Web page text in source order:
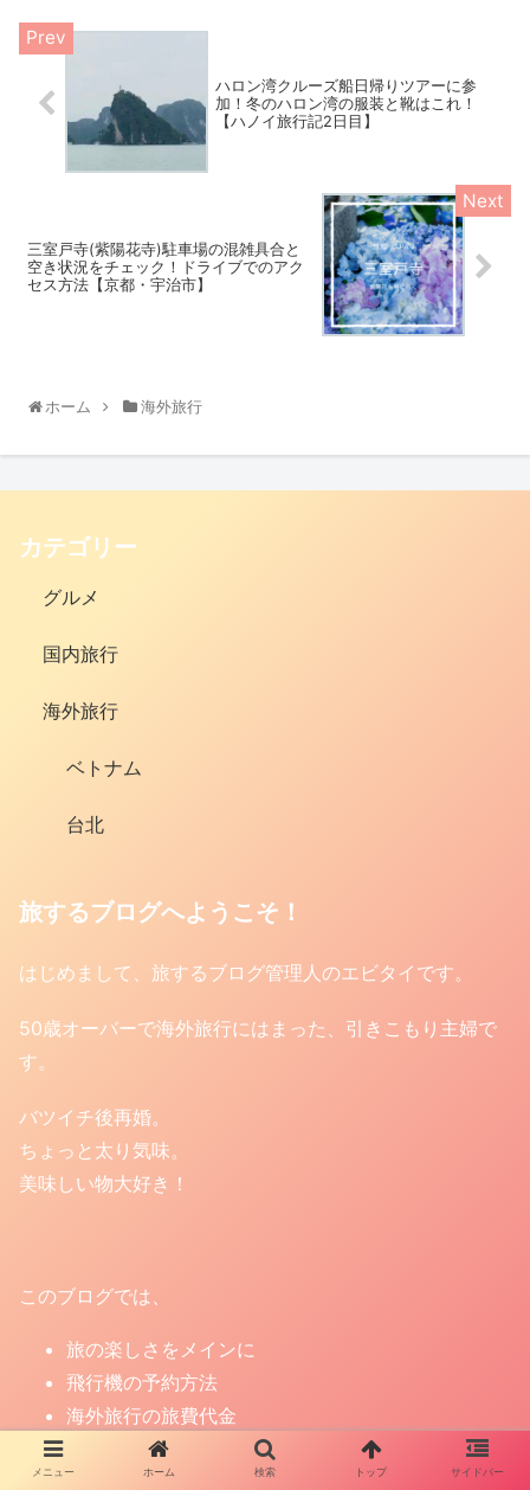
ハロン湾クルーズ船日帰りツアーに参
加！冬のハロン湾の服装と靴はこれ！
【ハノイ旅行記2日目】
三室戸寺(紫陽花寺)駐車場の混雑具合と
空き状況をチェック！ドライブでのアク
セス方法【京都・宇治市】
ホーム 海外旅行
カテゴリー
グルメ
国内旅行
海外旅行
ベトナム
台北
旅するブログへようこそ！
はじめまして、旅するブログ管理人のエビタイです。
50歳オーバーで海外旅行にはまった、引きこもり主婦で
す。
バツイチ後再婚。
ちょっと太り気味。
美味しい物大好き！
このブログでは、
旅の楽しさをメインに
飛行機の予約方法
海外旅行の旅費代金
どうやって旅費を貯めるのかの話まで
メニュー ホーム 検索 トップ サイドバー